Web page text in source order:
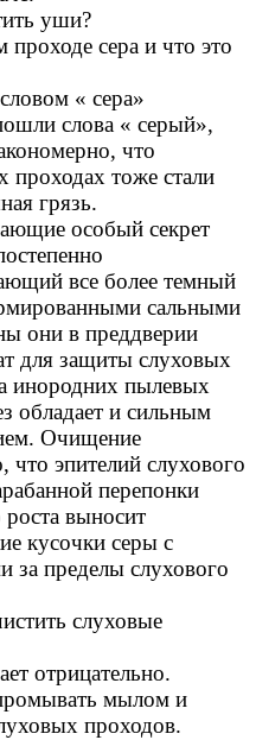
уши?
проходе сера и что это
« сера»
слова « серый»,
что
проходах тоже стали
грязь.
особый секрет
все более темный
сальными
они в преддверии
для защиты слуховых
инородних пылевых
обладает и сильным
Очищение
что эпителий слухового
перепонки
выносит
кусочки серы с
за пределы слухового
слуховые
отрицательно.
мылом и
проходов.